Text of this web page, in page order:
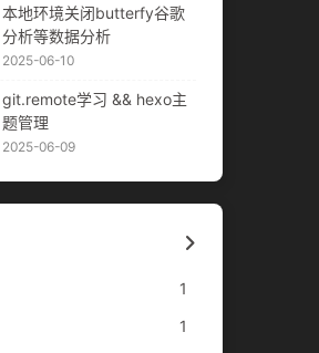
本地环境关闭butterfy谷歌
分析等数据分析
2025-06-10
git.remote学习 && hexo主
题管理
2025-06-09
1
1